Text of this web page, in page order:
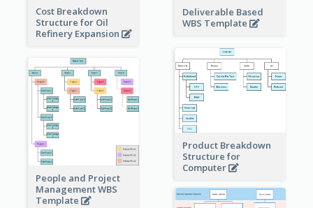
Cost Breakdown
Structure for Oil
Refinery Expansion
Deliverable Based
WBS Template
Product Breakdown
Structure for
Computer
People and Project
Management WBS
Template